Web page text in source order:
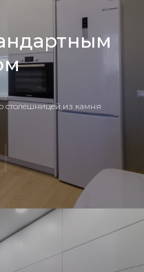
столешницей из камня